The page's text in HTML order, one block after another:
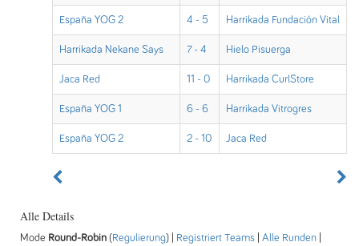
España YOG 2 4 - 5 Harrikada Fundación Vital
Harrikada Nekane Says 7 - 4 Hielo Pisuerga
Jaca Red 11 - 0 Harrikada CurlStore
España YOG 1 6 - 6 Harrikada Vitrogres
España YOG 2 2 - 10 Jaca Red
Alle Details
Mode Round-Robin (Regulierung) | Registriert Teams Alle Runden